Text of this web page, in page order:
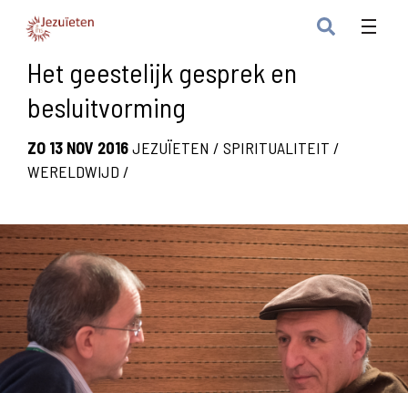
Het geestelijk gesprek en
besluitvorming
ZO 13 NOV 2016JEZUÏETEN / SPIRITUALITEIT /
WERELDWIJD /